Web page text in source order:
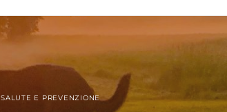
SALUTE E PREVENZIONE